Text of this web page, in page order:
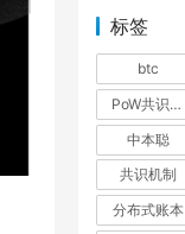
标签
btc
PoW共识机制
中本聪
共识机制
分布式账本